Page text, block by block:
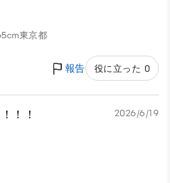
東京都
報告 役に立った 0
！！ 2026/6/19